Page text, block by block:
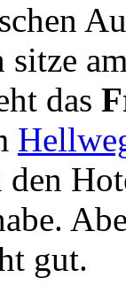
das
gut.